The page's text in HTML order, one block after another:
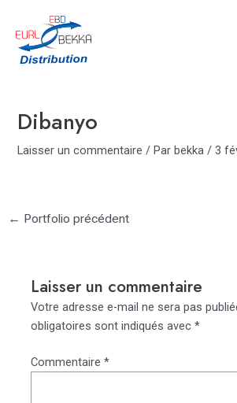
contenu
Dibanyo
Laisser un commentaire / Parbekka/3
des
articles
← Portfolio précédent
Laisser un commentaire
Votre adresse e-mail ne sera pas
obligatoires sont indiqués avec*
Commentaire*